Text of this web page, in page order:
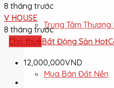
Trung Tâm Thương
Mua Bán Đất Nền
8 tháng trước
V HOUSE
8 tháng trước
Cho thuêBất Động Sản Hot
12,000,000VND